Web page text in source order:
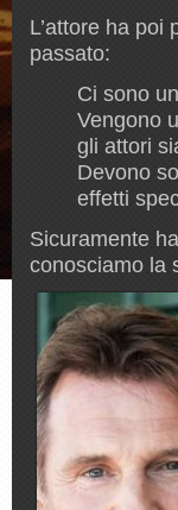
L’attore ha poi
passato:
Ci sono
Vengono
gli attori
Devono
effetti
Sicuramente
conosciamo la